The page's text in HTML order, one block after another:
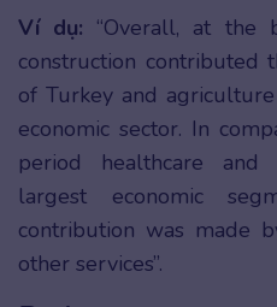
Ví dụ: “Overall, at the
construction contributed
of Turkey and
economic sector. In
period healthcare and
largest economic
contribution was made
other services”.